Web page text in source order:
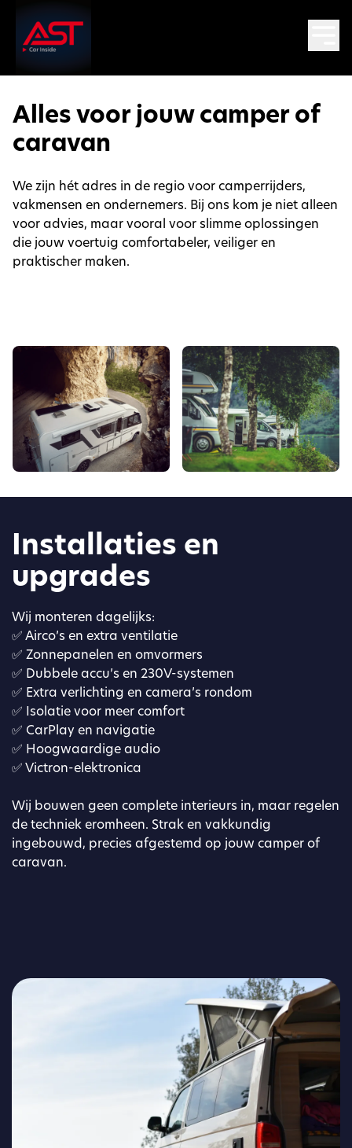
Alles voor jouw camper of
caravan
We zijn hét adres in de regio voor camperrijders,
vakmensen en ondernemers. Bij ons kom je niet alleen
voor advies, maar vooral voor slimme oplossingen
die jouw voertuig comfortabeler, veiliger en
praktischer maken.
Installaties en
upgrades
Wij monteren dagelijks:
✅ Airco’s en extra ventilatie
✅ Zonnepanelen en omvormers
✅ Dubbele accu’s en 230V-systemen
✅ Extra verlichting en camera’s rondom
✅ Isolatie voor meer comfort
✅ CarPlay en navigatie
✅ Hoogwaardige audio
✅ Victron-elektronica
Wij bouwen geen complete interieurs in, maar regelen
de techniek eromheen. Strak en vakkundig
ingebouwd, precies afgestemd op jouw camper of
caravan.